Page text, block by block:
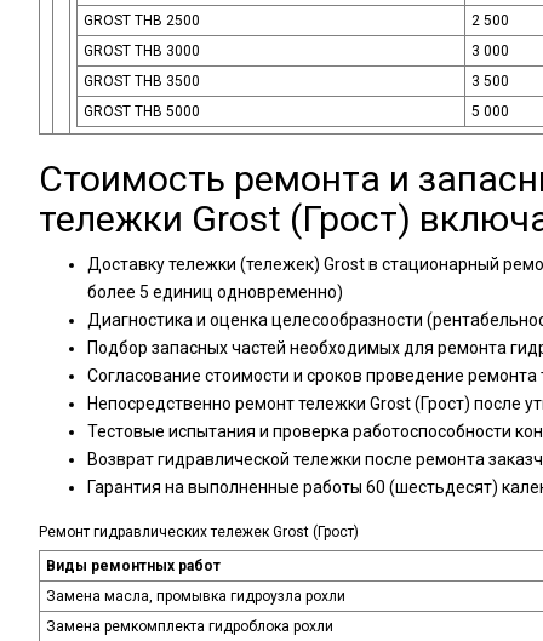
GROST THB 2500
2 500
GROST THB 3000
3 000
GROST THB 3500
3 500
GROST THB 5000
5 000
Стоимость ремонта и
тележки Grost (Грост)
Доставку тележки (тележек) Grost в стационарный
более 5 единиц одновременно)
Диагностика и оценка целесообразности
Подбор запасных частей необходимых для ремонта
Согласование стоимости и сроков проведение ремонта
Непосредственно ремонт тележки Grost(Грост) после
Тестовые испытания и проверка работоспособности
Возврат гидравлической тележки после ремонта
Гарантия на выполненные работы 60 (шестьдесят)
Ремонт гидравлических тележек Grost (Грост)
Виды ремонтных работ
Замена масла, промывка гидроузла рохли
Замена ремкомплекта гидроблока рохли